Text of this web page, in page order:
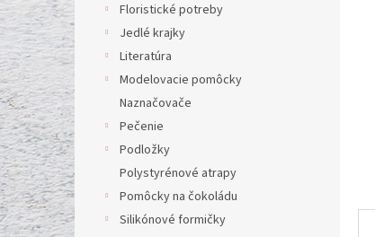
Floristické potreby
Jedlé krajky
Literatúra
Modelovacie pomôcky
Naznačovače
Pečenie
Podložky
Polystyrénové atrapy
Pomôcky na čokoládu
Silikónové formičky